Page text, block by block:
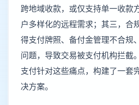
跨地域收款，或仅支持单一收款
户多样化的远程需求；其三，合
得支付牌照、备付金管理不合规
问题，导致交易被支付机构拦截
支付针对这些痛点，构建了一套
决方案。